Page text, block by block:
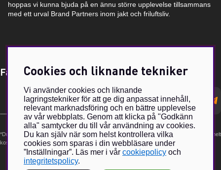
hoppas vi kunna bjuda på en ännu större upplevelse tillsammans
med ett urval Brand Partners inom jakt och friluftsliv.
Få Magasin Vildmarken direkt till din e-post!*
postadress
*Du kan även få erbjudanden och nyheter från samarbetspartners. Din prenumeration är helt
kostnadsfri och kan avslutas när som helst.
Cookies och liknande tekniker
Vi använder cookies och liknande
lagringstekniker för att ge dig anpassat innehåll,
relevant marknadsföring och en bättre upplevelse
av vår webbplats. Genom att klicka på "Godkänn
alla" samtycker du till vår användning av cookies.
Du kan själv när som helst kontrollera vilka
cookies som sparas i din webbläsare under
”Inställningar”. Läs mer i vår cookiepolicy och
integritetspolicy.